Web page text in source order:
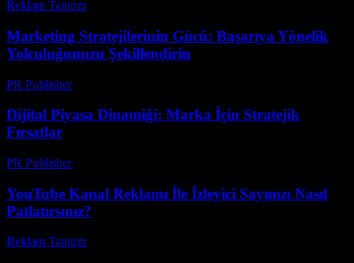
Reklam Tanıtım
Marketing Stratejilerinin Gücü: Başarıya Yönelik
Yolculuğunuzu Şekillendirin
PR Publisher-
Dijital Piyasa Dinamiği: Marka İçin Stratejik
Fırsatlar
PR Publisher-
YouTube Kanal Reklamı İle İzleyici Sayınızı Nasıl
Patlatırsınız?
Reklam Tanıtım